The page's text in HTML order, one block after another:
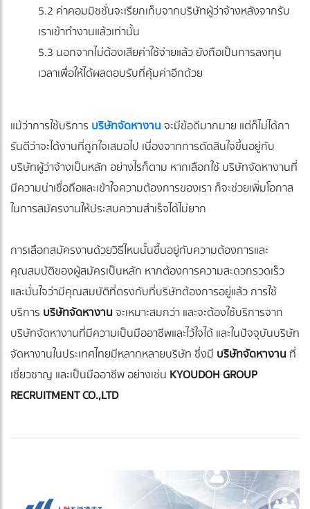
5.2 ค่าคอมมิชชั่นจะเรียกเก็บจากบริษัทผู้ว่าจ้างหลังจากรับ
เราเข้าทำงานแล้วเท่านั้น
5.3 นอกจากไม่ต้องเสียค่าใช้จ่ายแล้ว ยังถือเป็นการลงทุน
เวลาเพื่อให้ได้ผลตอบรับที่คุ้มค่าอีกด้วย
แม้ว่าการใช้บริการ บริษัทจัดหางานจะมีข้อดีมากมาย แต่ก็ไม่ได้กา
รันตีว่าจะได้งานที่ถูกใจเสมอไป เนื่องจากการตัดสินใจขึ้นอยู่กับ
บริษัทผู้ว่าจ้างเป็นหลัก อย่างไรก็ตาม หากเลือกใช้ บริษัทจัดหางานที่
มีความน่าเชื่อถือและเข้าใจความต้องการของเรา ก็จะช่วยเพิ่มโอกาส
ในการสมัครงานให้ประสบความสำเร็จได้ไม่ยาก
การเลือกสมัครงานด้วยวิธีไหนนั้นขึ้นอยู่กับความต้องการและ
คุณสมบัติของผู้สมัครเป็นหลัก หากต้องการความสะดวกรวดเร็ว
และมั่นใจว่ามีคุณสมบัติที่ตรงกับที่บริษัทต้องการอยู่แล้ว การใช้
บริการ บริษัทจัดหางานจะเหมาะสมกว่า และจะต้องใช้บริการจาก
บริษัทจัดหางานที่มีความเป็นมืออาชีพและไว้ใจได้ และในปัจจุบันบริษัท
จัดหางานในประเทศไทยมีหลากหลายบริษัท ซึ่งมี บริษัทจัดหางานที่
เชี่ยวชาญ และเป็นมืออาชีพ อย่างเช่น KYOUDOH GROUP
RECRUITMENT CO.,LTD